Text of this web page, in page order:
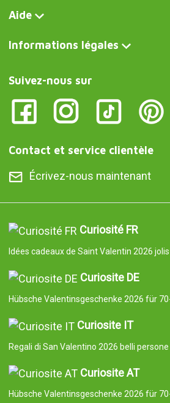
Aide
Informations légales
Suivez-nous sur
Contact et service clientèle
Écrivez-nous maintenant
Curiosité FR
Idées cadeaux de Saint Valentin 2026
Curiosite DE
Hübsche Valentinsgeschenke 2026 für
Curiosite IT
Regali di San Valentino 2026 belli
Curiosite AT
Hübsche Valentinsgeschenke 2026 für